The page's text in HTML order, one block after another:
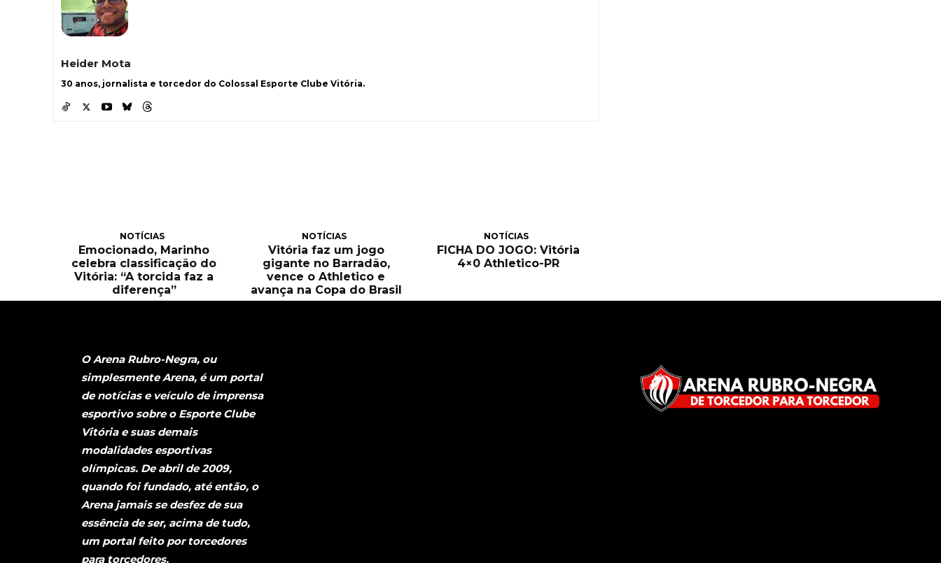
Heider Mota
30 anos, jornalista e torcedor do Colossal Esporte Clube Vitória.
NOTÍCIAS
Emocionado, Marinho
celebra classificação do
Vitória: “A torcida faz a
diferença”
NOTÍCIAS
Vitória faz um jogo
gigante no Barradão,
vence o Athletico e
avança na Copa do Brasil
NOTÍCIAS
FICHA DO JOGO: Vitória
4×0 Athletico-PR
O Arena Rubro-Negra, ou
simplesmente Arena, é um portal
de notícias e veículo de imprensa
esportivo sobre o Esporte Clube
Vitória e suas demais
modalidades esportivas
olímpicas. De abril de 2009,
quando foi fundado, até então, o
Arena jamais se desfez de sua
essência de ser, acima de tudo,
um portal feito por torcedores
para torcedores.